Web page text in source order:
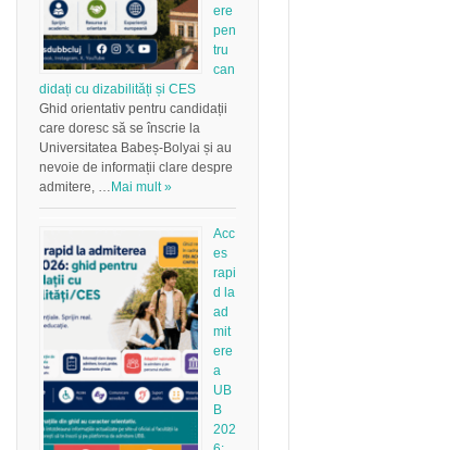
ere
pen
tru
can
didați cu dizabilități și CES
Ghid orientativ pentru candidații
care doresc să se înscrie la
Universitatea Babeș-Bolyai și au
nevoie de informații clare despre
admitere, … Mai mult »
Acc
es
rapi
d la
ad
mit
ere
a
UB
B
202